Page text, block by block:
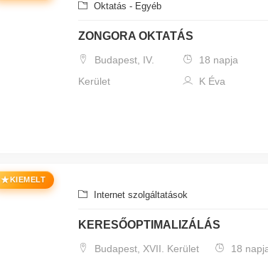
Oktatás - Egyéb
ZONGORA OKTATÁS
Budapest, IV.
Kerület
18 napja
K Éva
★KIEMELT
Internet szolgáltatások
KERESŐOPTIMALIZÁLÁS
Budapest, XVII. Kerület
18